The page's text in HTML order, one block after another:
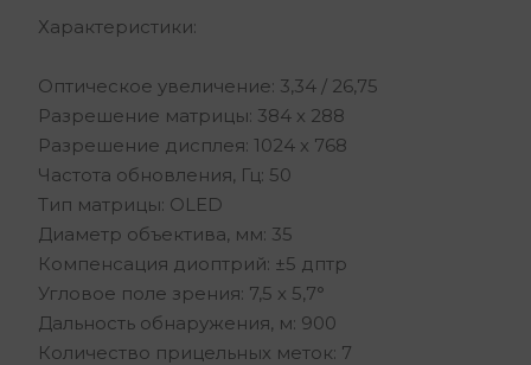
Характеристики:
Оптическое увеличение: 3,34 / 26,75
Разрешение матрицы: 384 х 288
Разрешение дисплея: 1024 х 768
Частота обновления, Гц: 50
Тип матрицы: OLED
Диаметр объектива, мм: 35
Компенсация диоптрий: ±5 дптр
Угловое поле зрения: 7,5 х 5,7°
Дальность обнаружения, м: 900
Количество прицельных меток: 7